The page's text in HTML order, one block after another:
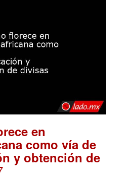
en
como vía de
y obtención de